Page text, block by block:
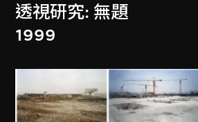
透視研究: 無題
1999